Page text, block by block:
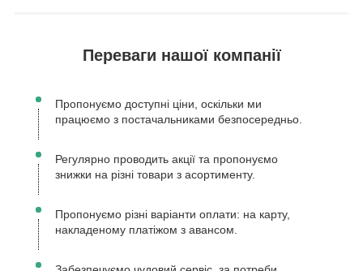
Переваги нашої компанії
Пропонуємо доступні ціни, оскільки ми
працюємо з постачальниками безпосередньо.
Регулярно проводить акції та пропонуємо
знижки на різні товари з асортименту.
Пропонуємо різні варіанти оплати: на карту,
накладеному платіжом з авансом.